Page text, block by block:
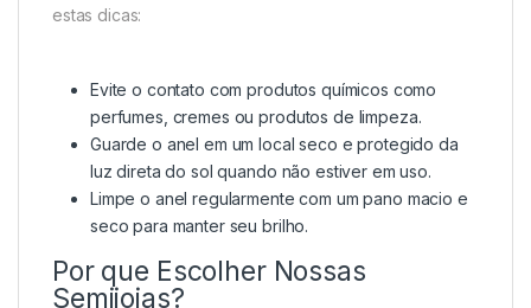
estas dicas:
Evite o contato com produtos químicos como
perfumes, cremes ou produtos de limpeza.
Guarde o anel em um local seco e protegido da
luz direta do sol quando não estiver em uso.
Limpe o anel regularmente com um pano macio e
seco para manter seu brilho.
Por que Escolher Nossas
Semijoias?